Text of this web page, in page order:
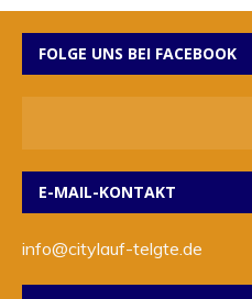
FOLGE UNS BEI FACEBOOK
E-MAIL-KONTAKT
info@citylauf-telgte.de